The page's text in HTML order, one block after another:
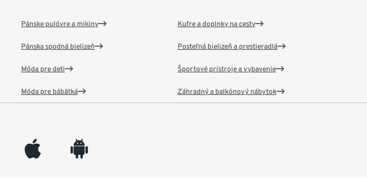
Pánske pulóvre a mikiny
Pánska spodná bielizeň
Móda pre deti
Móda pre bábätká
Kufre a doplnky na cesty
Posteľná bielizeň a prestieradlá
Športové prístroje a vybavenie
Záhradný a balkónový nábytok
appleinc android